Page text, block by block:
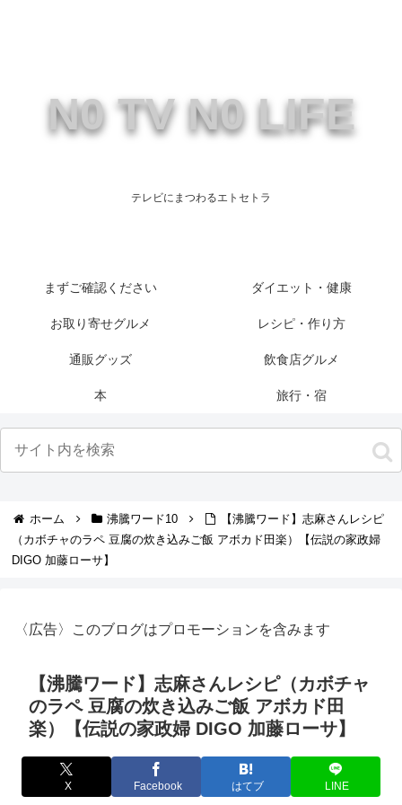
N0 TV N0 LIFE
テレビにまつわるエトセトラ
まずご確認ください ダイエット・健康
お取り寄せグルメ レシピ・作り方
通販グッズ 飲食店グルメ
本 旅行・宿
ホーム 沸騰ワード10
【沸騰ワード】志麻さんレシピ
（カボチャのラペ 豆腐の炊き込みご飯 アボカド田楽）【伝説の家政婦
DIGO 加藤ローサ】
〈広告〉このブログはプロモーションを含みます
【沸騰ワード】志麻さんレシピ（カボチャ
のラペ 豆腐の炊き込みご飯 アボカド田
楽）【伝説の家政婦 DIGO 加藤ローサ】
X Facebook はてブ LINE